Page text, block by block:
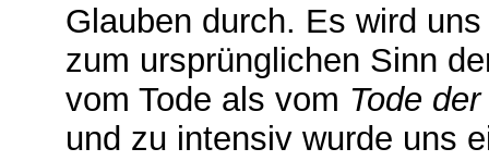
Glauben durch. Es wird
zum ursprünglichen Sinn
vom Tode als vom Tode
und zu intensiv wurde uns